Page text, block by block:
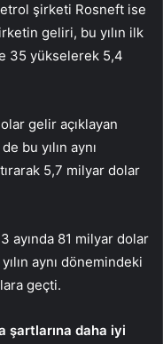
şirketi Rosneft ise
geliri, bu yılın ilk
35 yükselerek 5,4
gelir açıklayan
bu yılın aynı
5,7 milyar dolar
ayında 81 milyar dolar
aynı dönemindeki
geçti.
şartlarına daha iyi